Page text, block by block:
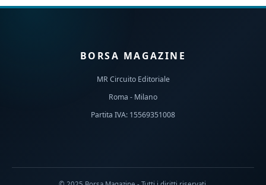
BORSA MAGAZINE
MR Circuito Editoriale
Roma - Milano
Partita IVA: 15569351008